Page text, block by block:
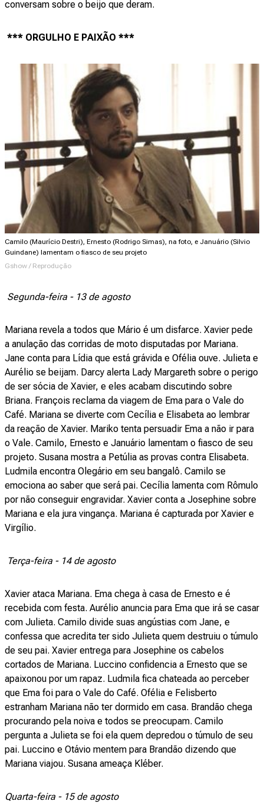
conversam sobre o beijo que deram.
*** ORGULHO E PAIXÃO ***
Camilo (Maurício Destri), Ernesto (Rodrigo Simas), na foto, e Januário (Silvio
Guindane) lamentam o fiasco de seu projeto
Gshow / Reprodução
Segunda-feira - 13 de agosto
Mariana revela a todos que Mário é um disfarce. Xavier pede
a anulação das corridas de moto disputadas por Mariana.
Jane conta para Lídia que está grávida e Ofélia ouve. Julieta e
Aurélio se beijam. Darcy alerta Lady Margareth sobre o perigo
de ser sócia de Xavier, e eles acabam discutindo sobre
Briana. François reclama da viagem de Ema para o Vale do
Café. Mariana se diverte com Cecília e Elisabeta ao lembrar
da reação de Xavier. Mariko tenta persuadir Ema a não ir para
o Vale. Camilo, Ernesto e Januário lamentam o fiasco de seu
projeto. Susana mostra a Petúlia as provas contra Elisabeta.
Ludmila encontra Olegário em seu bangalô. Camilo se
emociona ao saber que será pai. Cecília lamenta com Rômulo
por não conseguir engravidar. Xavier conta a Josephine sobre
Mariana e ela jura vingança. Mariana é capturada por Xavier e
Virgílio.
Terça-feira - 14 de agosto
Xavier ataca Mariana. Ema chega à casa de Ernesto e é
recebida com festa. Aurélio anuncia para Ema que irá se casar
com Julieta. Camilo divide suas angústias com Jane, e
confessa que acredita ter sido Julieta quem destruiu o túmulo
de seu pai. Xavier entrega para Josephine os cabelos
cortados de Mariana. Luccino confidencia a Ernesto que se
apaixonou por um rapaz. Ludmila fica chateada ao perceber
que Ema foi para o Vale do Café. Ofélia e Felisberto
estranham Mariana não ter dormido em casa. Brandão chega
procurando pela noiva e todos se preocupam. Camilo
pergunta a Julieta se foi ela quem depredou o túmulo de seu
pai. Luccino e Otávio mentem para Brandão dizendo que
Mariana viajou. Susana ameaça Kléber.
Quarta-feira - 15 de agosto